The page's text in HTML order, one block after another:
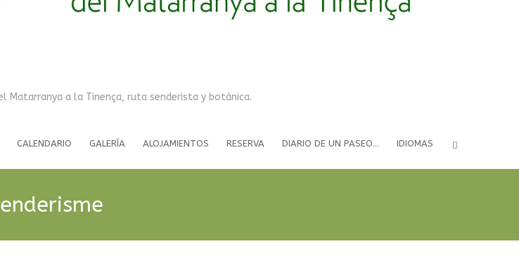
Matarranya a la Tinença, ruta senderista y botánica.
CALENDARIO GALERÍA ALOJAMIENTOS RESERVA DIARIO DE UN PASEO… IDIOMAS